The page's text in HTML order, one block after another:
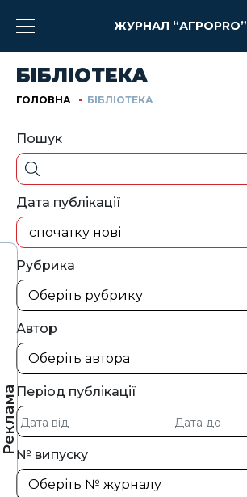
Реклама
ЖУРНАЛ “АГРОPRO”
БІБЛІОТЕКА
ГОЛОВНА БІБЛІОТЕКА
Пошук
Дата публікації
спочатку нові
Рубрика
Автор
Період публікації
№ випуску